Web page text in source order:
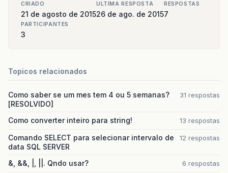
CRIADO
21 de agosto de 2015
ULTIMA RESPOSTA
26 de ago. de 2015
RESPOSTAS
7
PARTICIPANTES
3
Topicos relacionados
Como saber se um mes tem 4 ou 5 semanas?
[RESOLVIDO]
31 respostas
Como converter inteiro para string! 13 respostas
Comando SELECT para selecionar intervalo de
data SQL SERVER
12 respostas
&, &&, |, ||. Qndo usar? 6 respostas